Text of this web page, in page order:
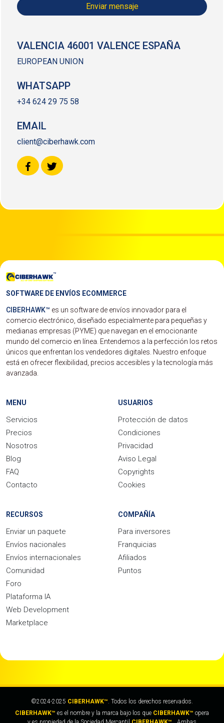
Enviar mensaje
VALENCIA 46001 VALENCE ESPAÑA
EUROPEAN UNION
WHATSAPP
+34 624 29 75 58
EMAIL
client@ciberhawk.com
SOFTWARE DE ENVÍOS ECOMMERCE
CIBERHAWK™ es un software de envíos innovador para el
comercio electrónico, diseñado especialmente para pequeñas y
medianas empresas (PYME) que navegan en el emocionante
mundo del comercio en línea. Entendemos a la perfección los retos
únicos que enfrentan los vendedores digitales. Nuestro enfoque
está en ofrecer flexibilidad, precios accesibles y la tecnología más
avanzada.
MENU
Servicios
Precios
Nosotros
Blog
FAQ
Contacto
USUARIOS
Protección de datos
Condiciones
Privacidad
Aviso Legal
Copyrights
Cookies
RECURSOS
Enviar un paquete
Envíos nacionales
Envíos internacionales
Comunidad
Foro
Plataforma IA
Web Development
Marketplace
COMPAÑÍA
Para inversores
Franquicias
Afiliados
Puntos
©2024-2025 CIBERHAWK™. Todos los derechos reservados.
CIBERHAWK™ es el nombre y la marca bajo los que CIBERHAWK™ opera